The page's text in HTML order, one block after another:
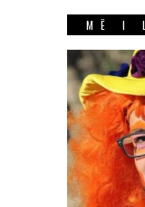
MË I